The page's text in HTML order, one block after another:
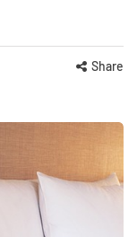
Share